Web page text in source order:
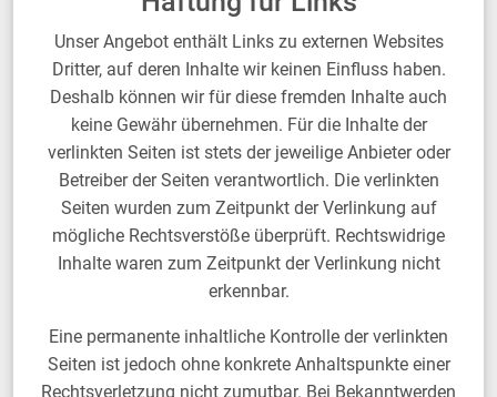
Unser Angebot enthält Links zu externen Websites
Dritter, auf deren Inhalte wir keinen Einfluss haben.
Deshalb können wir für diese fremden Inhalte auch
keine Gewähr übernehmen. Für die Inhalte der
verlinkten Seiten ist stets der jeweilige Anbieter oder
Betreiber der Seiten verantwortlich. Die verlinkten
Seiten wurden zum Zeitpunkt der Verlinkung auf
mögliche Rechtsverstöße überprüft. Rechtswidrige
Inhalte waren zum Zeitpunkt der Verlinkung nicht
erkennbar.
Eine permanente inhaltliche Kontrolle der verlinkten
Seiten ist jedoch ohne konkrete Anhaltspunkte einer
Rechtsverletzung nicht zumutbar. Bei Bekanntwerden